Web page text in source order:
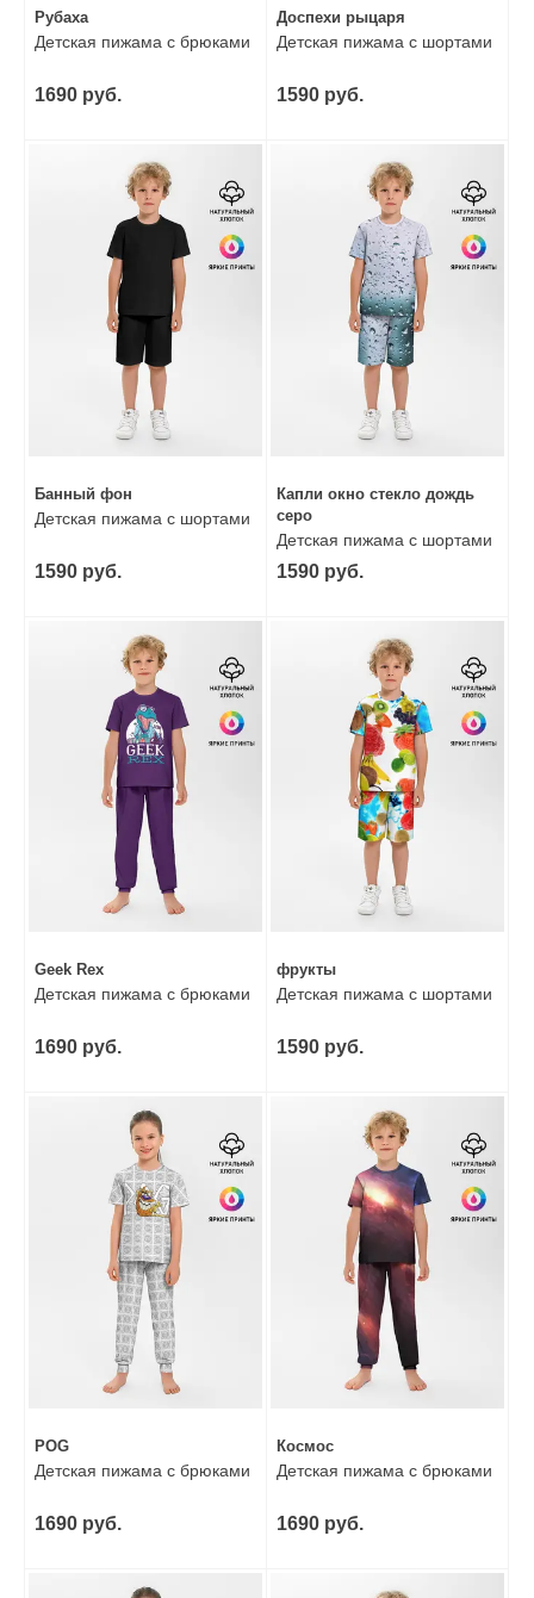
Рубаха
Детская пижама с брюками
1690 руб.
Доспехи рыцаря
Детская пижама с шортами
1590 руб.
Банный фон
Детская пижама с шортами
1590 руб.
Капли окно стекло дождь
серо
Детская пижама с шортами
1590 руб.
Geek Rex
Детская пижама с брюками
1690 руб.
фрукты
Детская пижама с шортами
1590 руб.
POG
Детская пижама с брюками
1690 руб.
Космос
Детская пижама с брюками
1690 руб.